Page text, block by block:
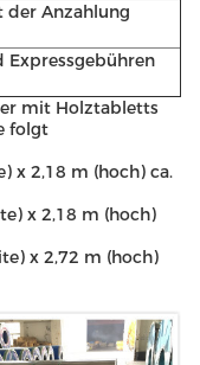
der Anzahlung
Expressgebühren
mit Holztabletts
folgt
x 2,18 m (hoch) ca.
x 2,18 m (hoch)
x 2,72 m (hoch)